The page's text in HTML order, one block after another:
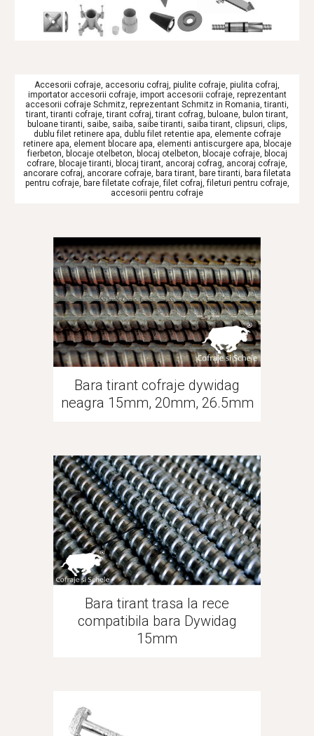
Accesorii cofraje, accesoriu cofraj, piulite cofraje, piulita cofraj,
importator accesorii cofraje, import accesorii cofraje, reprezentant
accesorii cofraje Schmitz, reprezentant Schmitz in Romania, tiranti,
tirant, tiranti cofraje, tirant cofraj, tirant cofrag, buloane, bulon tirant,
buloane tiranti, saibe, saiba, saibe tiranti, saiba tirant, clipsuri, clips,
dublu filet retinere apa, dublu filet retentie apa, elemente cofraje
retinere apa, element blocare apa, elementi antiscurgere apa, blocaje
fierbeton, blocaje otelbeton, blocaj otelbeton, blocaje cofraje, blocaj
cofrare, blocaje tiranti, blocaj tirant, ancoraj cofrag, ancoraj cofraje,
ancorare cofraj, ancorare cofraje, bara tirant, bare tiranti, bara filetata
pentru cofraje, bare filetate cofraje, filet cofraj, fileturi pentru cofraje,
accesorii pentru cofraje
Bara tirant cofraje dywidag
neagra 15mm, 20mm, 26.5mm
Bara tirant trasa la rece
compatibila bara Dywidag
15mm